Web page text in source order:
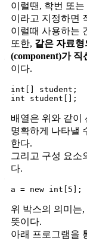
이럴땐, 학번 또
이라고 지정하면
이럴때 사용하는
또한, 같은 자료
(component)가 직
이다.
int[] student;
배열은 위와 같이
명확하게 나타낼
한다.
그리고 구성 요소
다.
위 박스의 의미는
뜻이다.
아래 프로그램을